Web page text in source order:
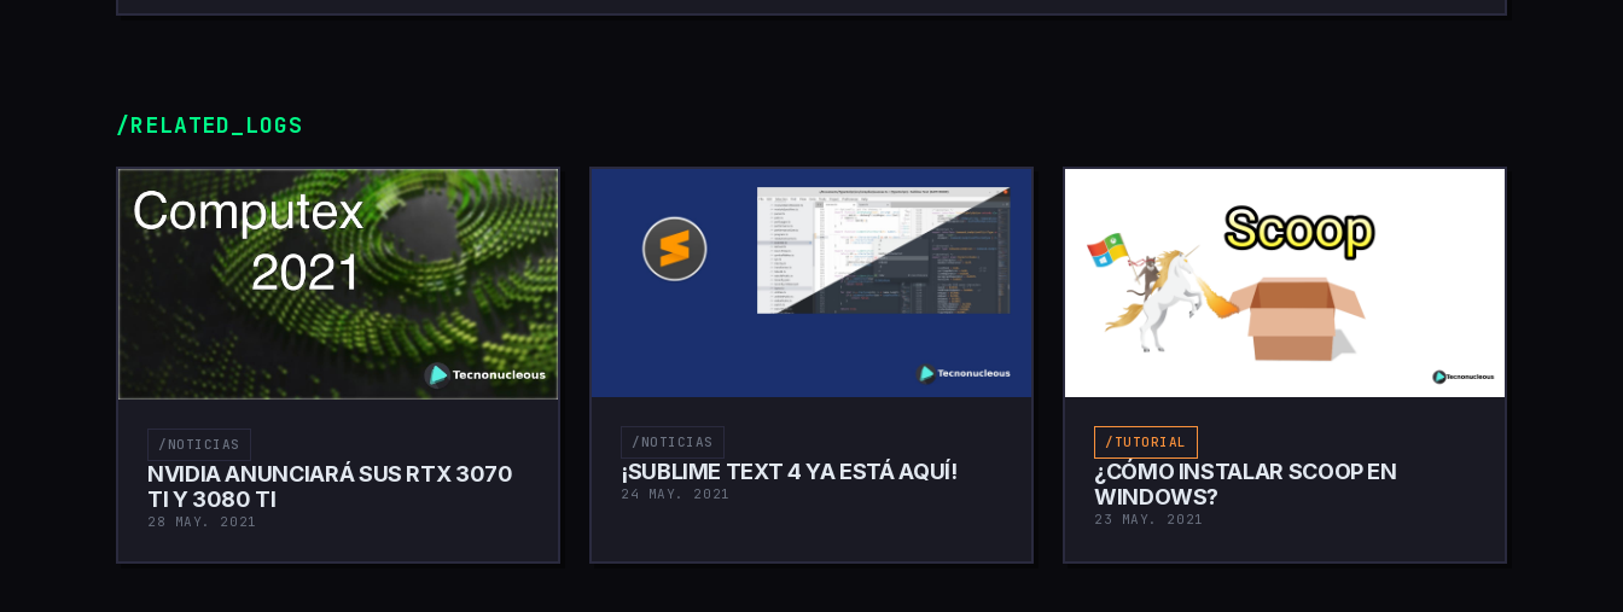
/RELATED_LOGS
/NOTICIAS
NVIDIA ANUNCIARÁ SUS RTX 3070
TI Y 3080 TI
28 MAY. 2021
/NOTICIAS
¡SUBLIME TEXT 4 YA ESTÁ AQUÍ!
24 MAY. 2021
/TUTORIAL
¿CÓMO INSTALAR SCOOP EN
WINDOWS?
23 MAY. 2021